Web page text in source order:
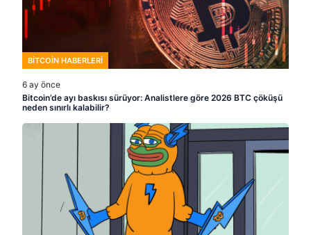
BITCOIN HABERLERI
6 ay önce
Bitcoin’de ayı baskısı sürüyor: Analistlere göre 2026 BTC çöküşü
neden sınırlı kalabilir?